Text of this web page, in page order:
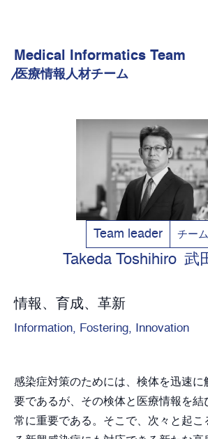
Medical Informatics Team
医療情報人材チーム
Team leader チー
Takeda Toshihiro 武
情報、育成、革新
Information, Fostering, Innovation
感染症対策のためには、検体を迅速に
要であるが、その検体と医療情報を結
常に重要である。そこで、次々と起こ